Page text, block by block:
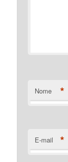
Nome *
E-mail *